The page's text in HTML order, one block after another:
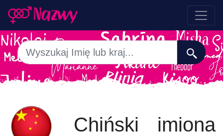
Chiński imiona